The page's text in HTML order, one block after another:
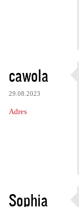
cawola
29.08.2023
Adres
Sophia